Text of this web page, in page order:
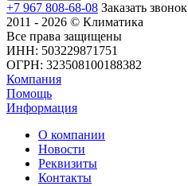
+7 967 808-68-08 Заказать звонок
2011 - 2026 © Климатика
Все права защищены
ИНН: 503229871751
ОГРН: 323508100188382
Компания
Помощь
Информация
О компании
Новости
Реквизиты
Контакты